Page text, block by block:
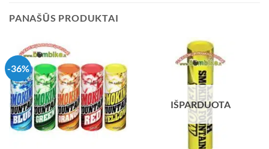
PANAŠŪS PRODUKTAI
-36%
IŠPARDUOTA